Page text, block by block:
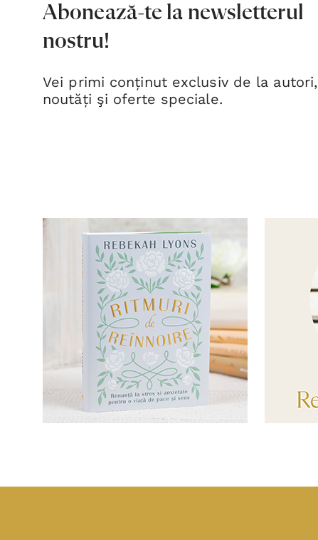
Abonează-te la newsletterul
nostru!
Vei primi conținut exclusiv de la autori,
noutăți şi oferte speciale.